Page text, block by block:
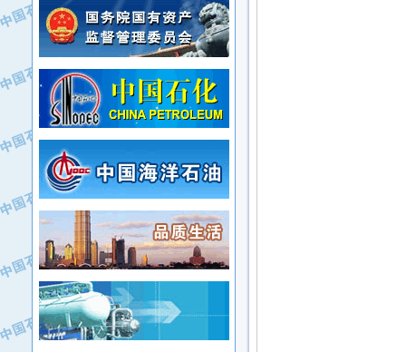
·中石化西南石油局井下工程处
·大庆油田石油专用设备有限公司
·江苏丹化集团有限责任公司
·中核苏阀科技实业股份有限公司
·山特电子（深圳）有限公司
·常州市中兴石油化工助剂有限公司
·姜堰市三联助剂有限公司
·四川中光高技术研究所有限责任公司
·江苏天安防雷工程有限责任公司
·山东东营胜利工业园区
·自贡五洲防腐安装有限公司
·中国石化茂名石化分公司
·中国石油大港油田分公司
·中油油气勘探软件国家工程研究中心
·西安长庆钻宇集团咸阳石化有限公司
·新疆新冠控制系统工程有限公司
·新疆安维消防设施器材有限公司
·华北石油津工机械制造有限公司
·中国石化茂名石化分公司
·上海山武控制仪表有限公司
·上海赛科石油化工有限责任公司
·河北卓唯钢管制造有限公司
·上海高桥石化
·中国石化扬子石油化工股份有限公司
·中国石化上海石油化工股份有限公司